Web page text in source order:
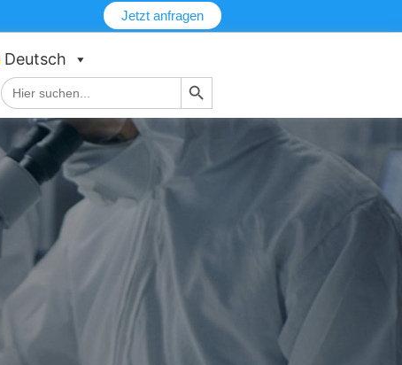
Jetzt anfragen
Deutsch
Suche
nach:
Schaltfläche "Suchen